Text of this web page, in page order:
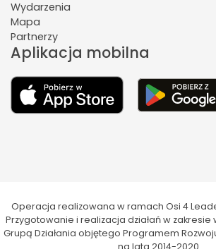
Wydarzenia
Mapa
Partnerzy
Aplikacja mobilna
Operacja realizowana w ramach Osi 4
Przygotowanie i realizacja działań w zakresie
Grupą Działania objętego Programem